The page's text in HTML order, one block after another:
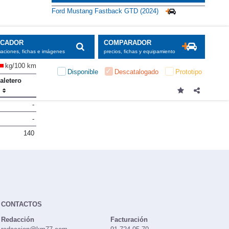
fichas e imágenes
COMPARADOR
precios, fichas y equipamiento
Disponible Descatalogado Prototipo
kg/100 km
-
-
140
Ford Mustang Fastback GTD (2024)
CONTACTOS
Redacción
Facturación